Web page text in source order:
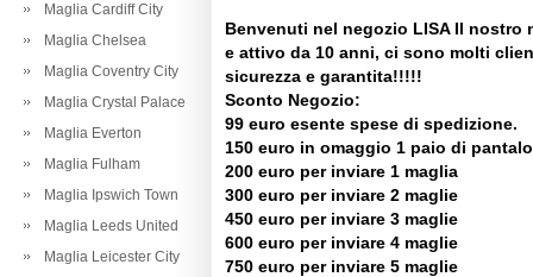
Maglia Cardiff City
Maglia Chelsea
Maglia Coventry City
Maglia Crystal Palace
Maglia Everton
Maglia Fulham
Maglia Ipswich Town
Maglia Leeds United
Maglia Leicester City
Benvenuti nel negozio LISA Il nostro
e attivo da 10 anni, ci sono molti
sicurezza e garantita!!!!!
Sconto Negozio:
99 euro esente spese di spedizione.
150 euro in omaggio 1 paio di
200 euro per inviare 1 maglia
300 euro per inviare 2 maglie
450 euro per inviare 3 maglie
600 euro per inviare 4 maglie
750 euro per inviare 5 maglie